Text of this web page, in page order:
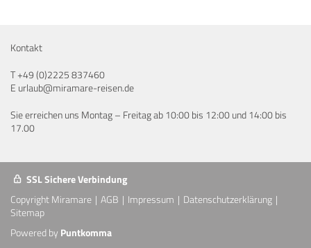
Kontakt
T+49 (0)2225 837460
E urlaub@miramare-reisen.de
Sie erreichen uns Montag – Freitag ab 10:00 bis 12:00 und 14:00 bis
17.00
SSL Sichere Verbindung
Copyright Miramare
AGB Impressum
Datenschutzerklärung
Sitemap
Powered by Puntkomma